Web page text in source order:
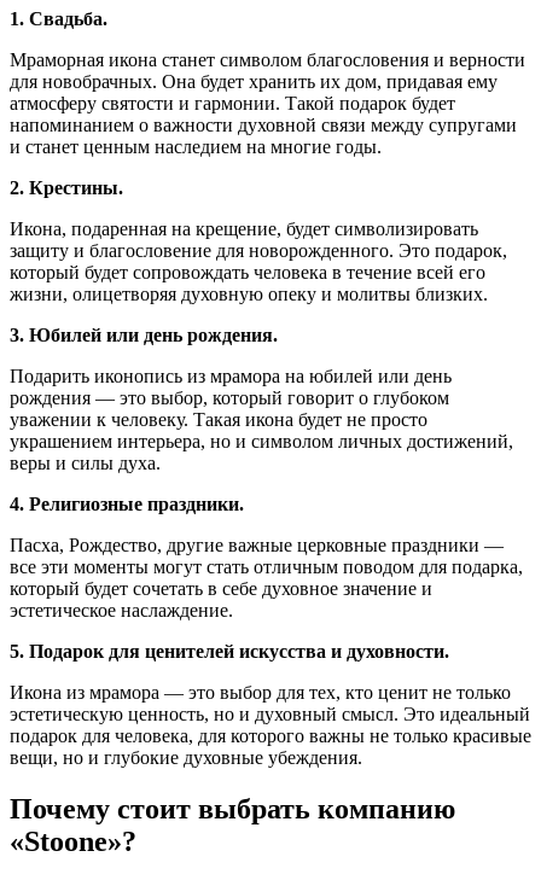
1. Свадьба.
Мраморная икона станет символом благословения и верности
для новобрачных. Она будет хранить их дом, придавая ему
атмосферу святости и гармонии. Такой подарок будет
напоминанием о важности духовной связи между супругами
и станет ценным наследием на многие годы.
2. Крестины.
Икона, подаренная на крещение, будет символизировать
защиту и благословение для новорожденного. Это подарок,
который будет сопровождать человека в течение всей его
жизни, олицетворяя духовную опеку и молитвы близких.
3. Юбилей или день рождения.
Подарить иконопись из мрамора на юбилей или день
рождения — это выбор, который говорит о глубоком
уважении к человеку. Такая икона будет не просто
украшением интерьера, но и символом личных достижений,
веры и силы духа.
4. Религиозные праздники.
Пасха, Рождество, другие важные церковные праздники —
все эти моменты могут стать отличным поводом для подарка,
который будет сочетать в себе духовное значение и
эстетическое наслаждение.
5. Подарок для ценителей искусства и духовности.
Икона из мрамора — это выбор для тех, кто ценит не только
эстетическую ценность, но и духовный смысл. Это идеальный
подарок для человека, для которого важны не только красивые
вещи, но и глубокие духовные убеждения.
Почему стоит выбрать компанию
«Stoone»?